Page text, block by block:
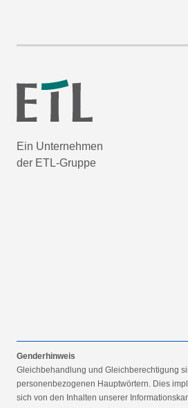
Ein Unternehmen
der ETL-Gruppe
Genderhinweis
Gleichbehandlung und Gleichberechtigung
personenbezogenen Hauptwörtern. Dies
sich von den Inhalten unserer